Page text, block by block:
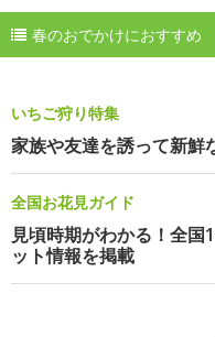
春のおでかけにおすすめ
いちご狩り特集
家族や友達を誘って新鮮
全国お花見ガイド
見頃時期がわかる！全
ット情報を掲載